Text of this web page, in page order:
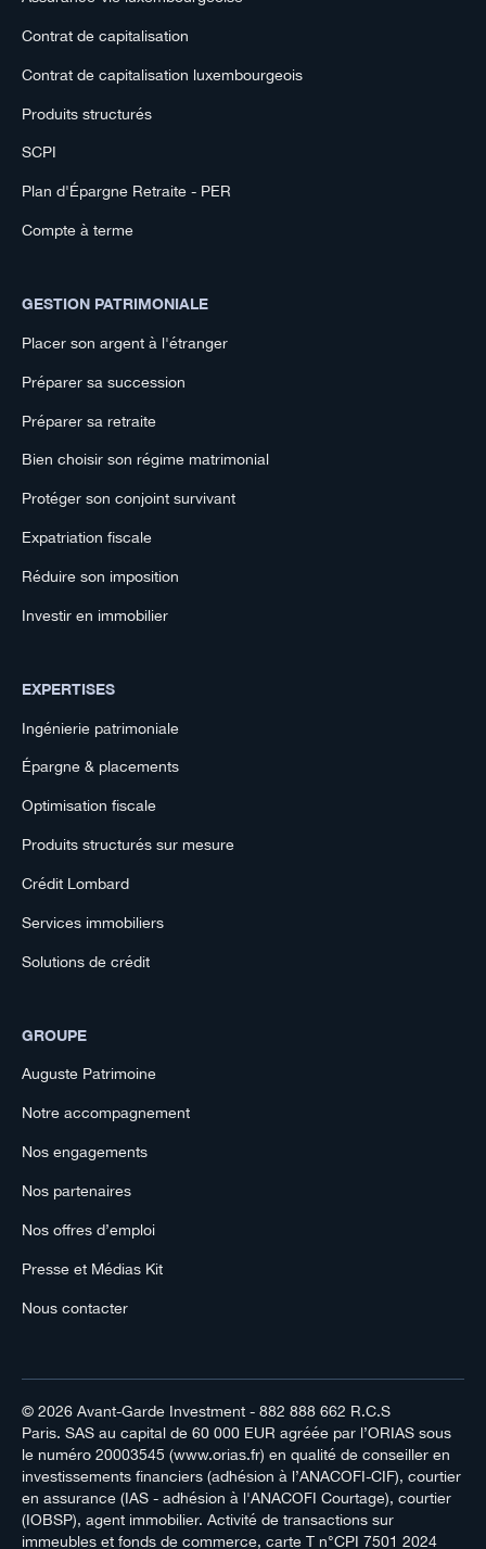
Contrat de capitalisation
Contrat de capitalisation luxembourgeois
Produits structurés
SCPI
Plan d'Épargne Retraite - PER
Compte à terme
GESTION PATRIMONIALE
Placer son argent à l'étranger
Préparer sa succession
Préparer sa retraite
Bien choisir son régime matrimonial
Protéger son conjoint survivant
Expatriation fiscale
Réduire son imposition
Investir en immobilier
EXPERTISES
Ingénierie patrimoniale
Épargne & placements
Optimisation fiscale
Produits structurés sur mesure
Crédit Lombard
Services immobiliers
Solutions de crédit
GROUPE
Auguste Patrimoine
Notre accompagnement
Nos engagements
Nos partenaires
Nos offres d’emploi
Presse et Médias Kit
Nous contacter
© 2026 Avant-Garde Investment- 882 888 662 R.C.S
Paris. SAS au capital de 60 000 EUR agréée par l’ORIAS sous
le numéro 20003545 (www.orias.fr) en qualité de conseiller en
investissements financiers (adhésion à l’ANACOFI-CIF), courtier
en assurance (IAS - adhésion à l'ANACOFI Courtage), courtier
(IOBSP), agent immobilier. Activité de transactions sur
immeubles et fonds de commerce, carte T n°CPI 7501 2024